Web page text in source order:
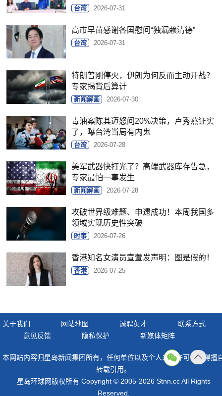
台湾 2026-07-31
高市早苗感谢各国慰问“独漏赖清德”
台湾 2026-07-31
特朗普刚停火，伊朗为何反而主动开战？
专家揭背后算计
新闻解画 2026-07-30
毒油案陈其迈怒问20%决策，卢秀燕证实
了，曝台湾当局有内鬼
台湾 2026-07-28
美军武器快打光了？高端武器库存告急，
专家最怕一事发生
新闻解画 2026-07-28
攻破世界级难题、申遗成功！本周我国多
领域实现历史性突破
时事 2026-07-26
香港知名女演员宣萱发声明：图是假的！
香港 2026-07-25
关于我们 网站地图 诚聘英才
联系方式
意见反馈
隐私保护 新媒体矩阵
本网站内容归星岛新闻集团所有，任何单位以及个人未经许可，不得擅
转载引用。
星岛环球网版权所有 Copyright © 2005-2026 Stnn.cc All Rights
Reserved.
顶部